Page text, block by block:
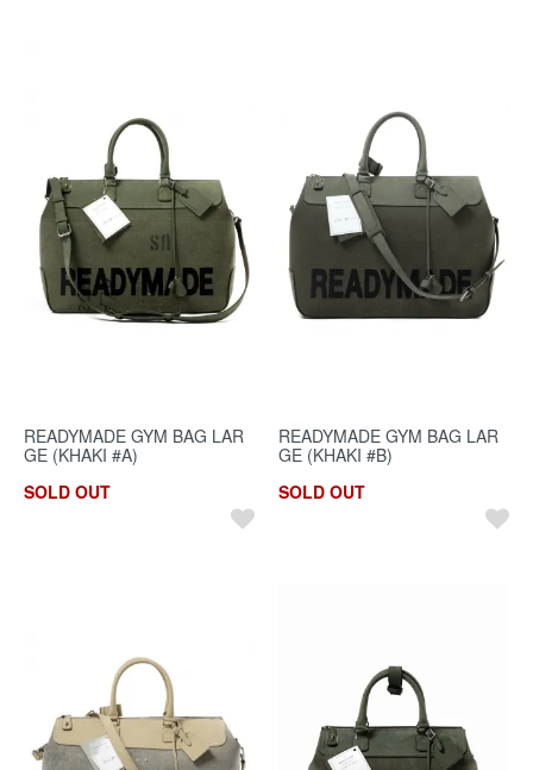
READYMADE GYM BAG LAR
GE (KHAKI #A)
SOLD OUT
READYMADE GYM BAG LAR
GE (KHAKI #B)
SOLD OUT